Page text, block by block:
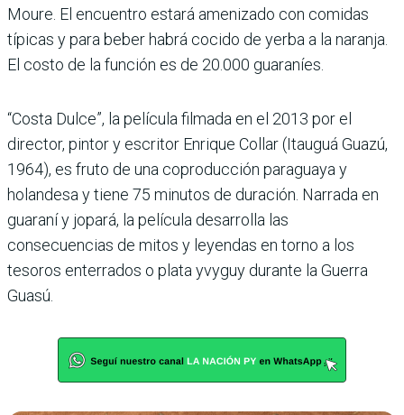
Moure. El encuentro estará amenizado con comidas
típicas y para beber habrá cocido de yerba a la naranja.
El costo de la función es de 20.000 guaraníes.
“Costa Dulce”, la película filmada en el 2013 por el
director, pintor y escritor Enrique Collar (Itauguá Guazú,
1964), es fruto de una coproducción paraguaya y
holandesa y tiene 75 minutos de duración. Narrada en
guaraní y jopará, la película desarrolla las
consecuencias de mitos y leyendas en torno a los
tesoros enterrados o plata yvyguy durante la Guerra
Guasú.